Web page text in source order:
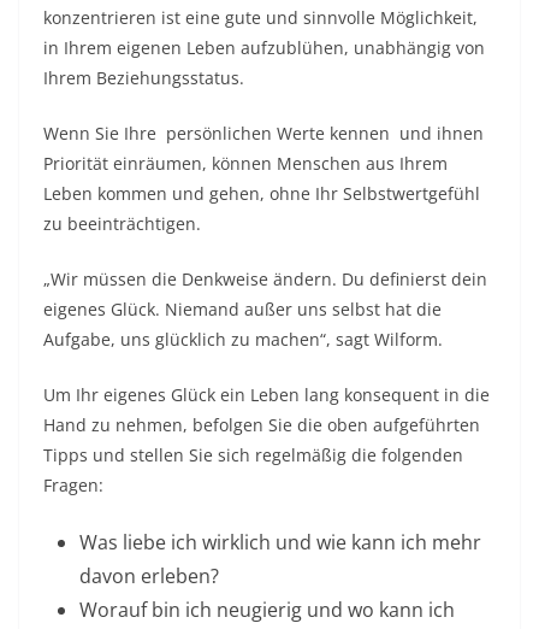
konzentrieren ist eine gute und sinnvolle Möglichkeit,
in Ihrem eigenen Leben aufzublühen, unabhängig von
Ihrem Beziehungsstatus.
Wenn Sie Ihre persönlichen Werte kennen und ihnen
Priorität einräumen, können Menschen aus Ihrem
Leben kommen und gehen, ohne Ihr Selbstwertgefühl
zu beeinträchtigen.
„Wir müssen die Denkweise ändern. Du definierst dein
eigenes Glück. Niemand außer uns selbst hat die
Aufgabe, uns glücklich zu machen“, sagt Wilform.
Um Ihr eigenes Glück ein Leben lang konsequent in die
Hand zu nehmen, befolgen Sie die oben aufgeführten
Tipps und stellen Sie sich regelmäßig die folgenden
Fragen:
Was liebe ich wirklich und wie kann ich mehr
davon erleben?
Worauf bin ich neugierig und wo kann ich